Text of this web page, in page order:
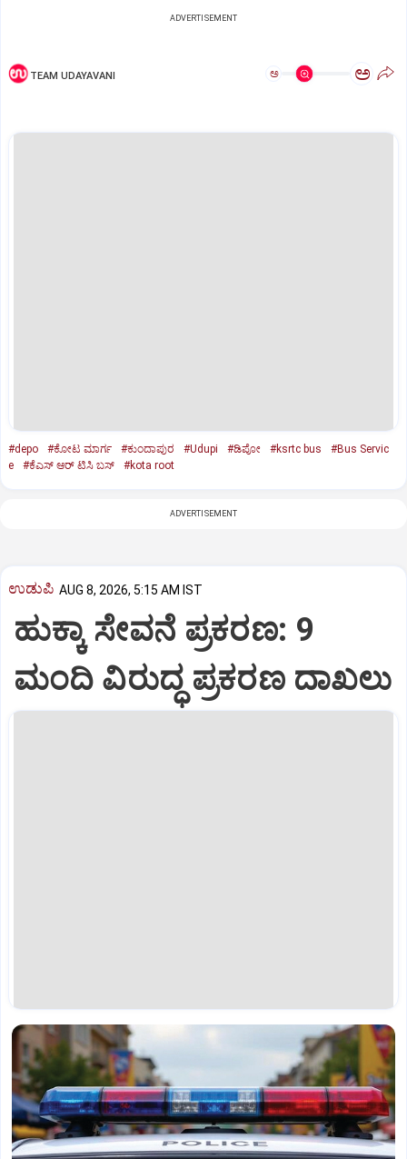
ADVERTISEMENT
TEAM UDAYAVANI ಅ ಅ
#depo #ಕೋಟ ಮಾರ್ಗ #ಕುಂದಾಪುರ #Udupi #ಡಿಪೋ #ksrtc bus
#Bus Servic
e
#ಕೆಎಸ್ ಆರ್ ಟಿಸಿ ಬಸ್ #kota root
ADVERTISEMENT
ಉಡುಪಿ AUG 8, 2026, 5:15 AM IST
ಹುಕ್ಕಾ ಸೇವನೆ ಪ್ರಕರಣ: 9
ಮಂದಿ ವಿರುದ್ಧ ಪ್ರಕರಣ ದಾಖಲು